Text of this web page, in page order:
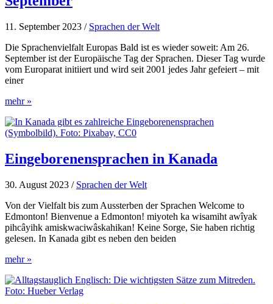
Sprachkurs
Langenscheidt
11. September 2023 / Sprachen der Welt
Die Sprachenvielfalt Europas Bald ist es wieder soweit: Am 26.
September ist der Europäische Tag der Sprachen. Dieser Tag wurde
vom Europarat initiiert und wird seit 2001 jedes Jahr gefeiert – mit
einer
Europäischer
der
Sprachen
26.
September
mehr »
Eingeborenensprachen in Kanada
30. August 2023 / Sprachen der Welt
Von der Vielfalt bis zum Aussterben der Sprachen Welcome to
Edmonton! Bienvenue a Edmonton! miyoteh ka wisamiht awîyak
pihcâyihk amiskwaciwâskahikan! Keine Sorge, Sie haben richtig
gelesen. In Kanada gibt es neben den beiden
Eingeborenensprachen
Kanada
mehr »